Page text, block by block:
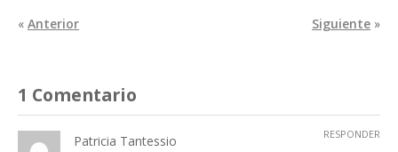
« Anterior Siguiente »
1 Comentario
Patricia Tantessio RESPONDER